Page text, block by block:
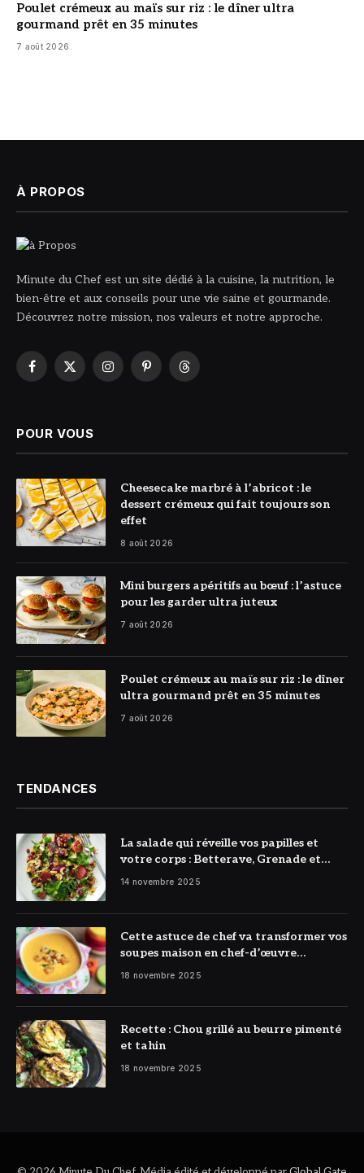
Poulet crémeux au maïs sur riz : le dîner ultra
gourmand prêt en 35 minutes
7 août 2026
À PROPOS
Minute du Chef est un site dédié à la cuisine, la nutrition, le
bien-être et aux conseils pour une vie saine et gourmande.
Découvrez notre mission, nos valeurs et notre approche.
Facebook
X
InstagramPinterestThreads
POUR VOUS
© DR
Cheesecake marbré à l’abricot : le
dessert crémeux qui fait toujours son
effet
8 août 2026
© DR
Mini burgers apéritifs au bœuf : l’astuce
pour les garder ultra juteux
7 août 2026
© DR
Poulet crémeux au maïs sur riz : le dîner
ultra gourmand prêt en 35 minutes
7 août 2026
TENDANCES
La salade qui réveille vos papilles et
votre corps : Betterave, Grenade et
Citron à l’honneur
14 novembre 2025
Cette astuce de chef va transformer vos
soupes maison en chef-d’œuvre
réconfortant
18 novembre 2025
Recette : Chou grillé au beurre pimenté
et tahin
18 novembre 2025